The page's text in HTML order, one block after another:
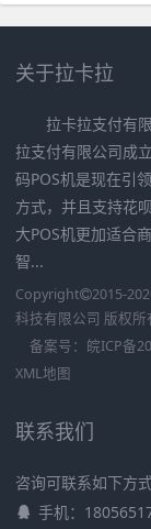
关于拉卡拉
拉卡拉支付有
拉支付有限公司成
码POS机是现在引
方式，并且支持花
大POS机更加适合
智...
Copyright 2015-
科技有限公司 版权所
备案号： 皖ICP备
XML地图
联系我们
咨询可联系如下方式
手机：